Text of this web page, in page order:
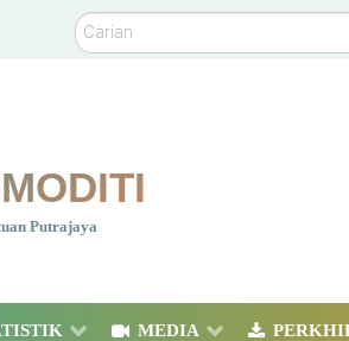
Carian
Putrajaya
MEDIA